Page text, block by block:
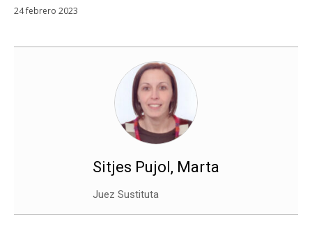
24 febrero 2023
Sitjes Pujol, Marta
Juez Sustituta